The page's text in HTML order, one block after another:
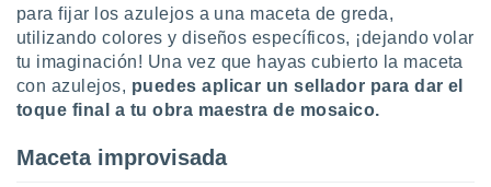
un
para fijar los azulejos a una maceta de greda,
utilizando colores y diseños específicos, ¡dejando volar
tu imaginación! Una vez que hayas cubierto la maceta
con azulejos, puedes aplicar un sellador para dar el
toque final a tu obra maestra de mosaico.
Maceta improvisada